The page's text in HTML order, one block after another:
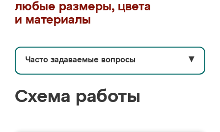
любые размеры, цвета
и материалы
Часто задаваемые вопросы ▼
Схема работы